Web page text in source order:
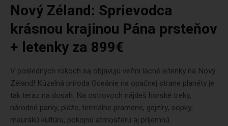
Nový Zéland: Sprievodca
krásnou krajinou Pána prsteňov
+ letenky za 899€
V posledných rokoch sa objavujú veľmi lacné letenky na Nový
Zéland! Kúzelná príroda Oceánie na opačnej strane planéty je
tak teraz na dosah. Na ostrovoch nájdeš horské treky,
národné parky, pláže, termálne pramene, gejzíry, sopky,
maurskú kultúru, pokojnú atmosféru aj príjemnú